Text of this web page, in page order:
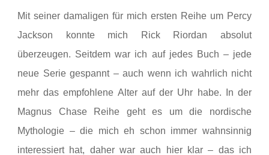
Mit seiner damaligen für mich ersten Reihe um Percy
Jackson konnte mich Rick Riordan absolut
überzeugen. Seitdem war ich auf jedes Buch – jede
neue Serie gespannt – auch wenn ich wahrlich nicht
mehr das empfohlene Alter auf der Uhr habe. In der
Magnus Chase Reihe geht es um die nordische
Mythologie – die mich eh schon immer wahnsinnig
interessiert hat, daher war auch hier klar – das ich